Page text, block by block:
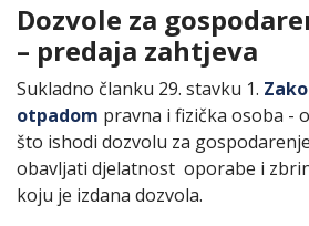
Dozvole za
– predaja zahtjeva
Sukladno članku 29. stavku 1.
otpadom pravna i fizička osoba -
što ishodi dozvolu za
obavljati djelatnost oporabe i
koju je izdana dozvola.